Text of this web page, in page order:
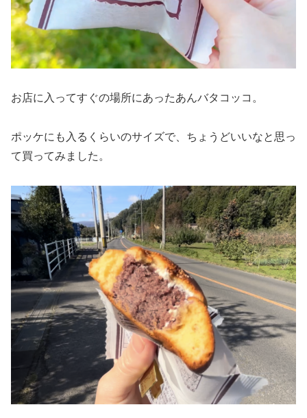
お店に入ってすぐの場所にあったあんバタコッコ。
ポッケにも入るくらいのサイズで、ちょうどいいなと思っ
て買ってみました。